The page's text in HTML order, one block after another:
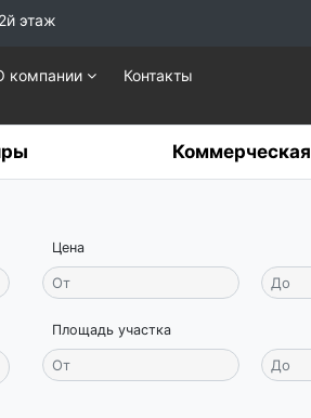
этаж
компании Контакты
Коммерческая
Цена
Площадь участка